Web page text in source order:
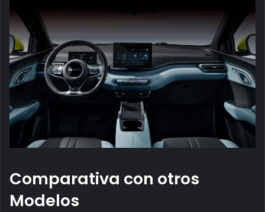
Comparativa con otros
Modelos